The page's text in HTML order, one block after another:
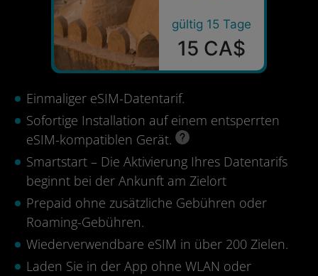
gültig 15 Tage
15 CA$
Einmaliger eSIM-Datentarif.
Sofortige Installation auf einem entsperrten
eSIM-kompatiblen Gerät.
Smartstart – Die Aktivierung Ihres Datentarifs
beginnt bei der Ankunft am Zielort
Prepaid ohne zusätzliche Gebühren oder
Roaming-Gebühren.
Wiederverwendbare eSIM in über 200 Zielen.
Laden Sie in der App ohne WLAN oder